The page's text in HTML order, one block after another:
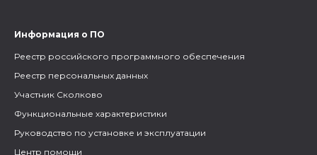
Информация о ПО
Реестр российского программного обеспечения
Реестр персональных данных
Участник Сколково
Функциональные характеристики
Руководство по установке и эксплуатации
Центр помощи